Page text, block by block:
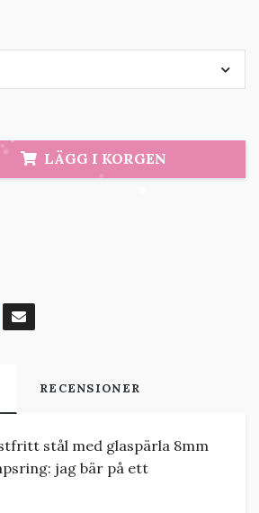
LÄGG I KORGEN
RECENSIONER
stål med glaspärla 8mm
jag bär på ett